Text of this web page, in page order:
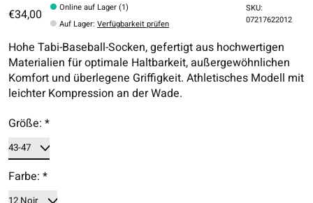
€34,00
Online auf Lager (1)
Auf Lager:Verfügbarkeit prüfen
SKU:
07217622012
Hohe Tabi-Baseball-Socken, gefertigt aus hochwertigen
Materialien für optimale Haltbarkeit, außergewöhnlichen
Komfort und überlegene Griffigkeit. Athletisches Modell mit
leichter Kompression an der Wade.
Größe: *
Farbe: *